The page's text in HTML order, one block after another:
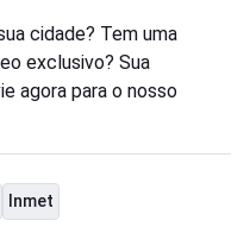
cidade? Tem uma
exclusivo? Sua
agora para o nosso
Inmet